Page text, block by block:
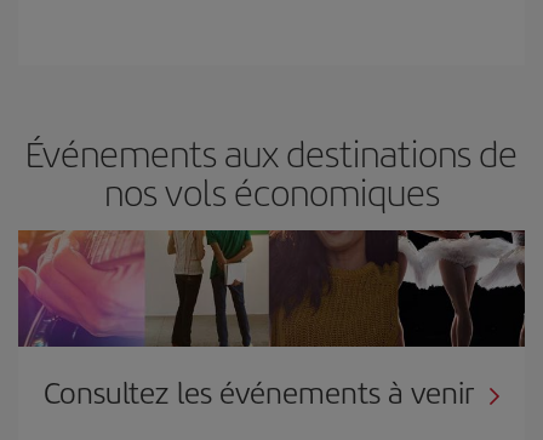
Événements aux destinations de
nos vols économiques
Consultez les événements à venir